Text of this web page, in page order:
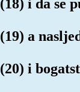
(18) i da se
(19) a
(20) i